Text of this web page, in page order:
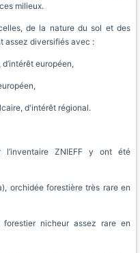
milieux.
de la nature du sol et des
assez diversifiés avec :
européen,
d'intérêt régional.
l’inventaire ZNIEFF y ont été
orchidée forestière très rare en
nicheur assez rare en